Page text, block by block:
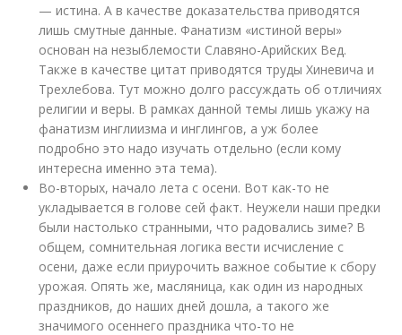
— истина. А в качестве доказательства приводятся
лишь смутные данные. Фанатизм «истиной веры»
основан на незыблемости Славяно-Арийских Вед.
Также в качестве цитат приводятся труды Хиневича и
Трехлебова. Тут можно долго рассуждать об отличиях
религии и веры. В рамках данной темы лишь укажу на
фанатизм инглиизма и инглингов, а уж более
подробно это надо изучать отдельно (если кому
интересна именно эта тема).
Во-вторых, начало лета с осени. Вот как-то не
укладывается в голове сей факт. Неужели наши предки
были настолько странными, что радовались зиме? В
общем, сомнительная логика вести исчисление с
осени, даже если приурочить важное событие к сбору
урожая. Опять же, масляница, как один из народных
праздников, до наших дней дошла, а такого же
значимого осеннего праздника что-то не